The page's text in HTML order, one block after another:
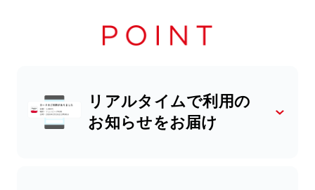
リアルタイムで利用の
お知らせをお届け